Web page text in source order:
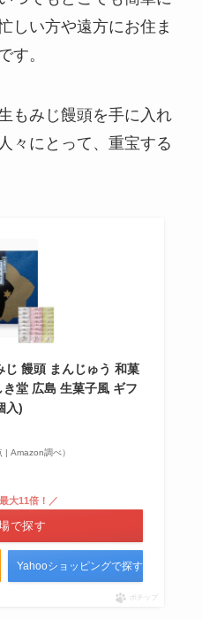
しい方や遠方にお住ま
す。
もみじ饅頭を手に入れ
々にとって、重宝する
饅頭 まんじゅう 和菓
堂 広島 生菓子風 ギフ
入)
| Amazon調べ）
大11倍！／
で探す
Yahooショッピングで探す
ポチップ